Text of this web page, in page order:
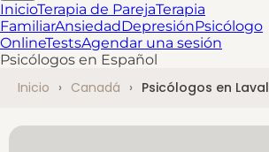
InicioTerapia de ParejaTerapia
FamiliarAnsiedadDepresiónPsicólogo
OnlineTestsAgendar una sesión
Psicólogos en Español
Inicio Canadá Psicólogos en Laval